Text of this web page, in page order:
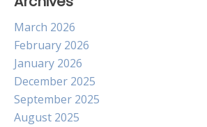
March 2026
February 2026
January 2026
December 2025
September 2025
August 2025